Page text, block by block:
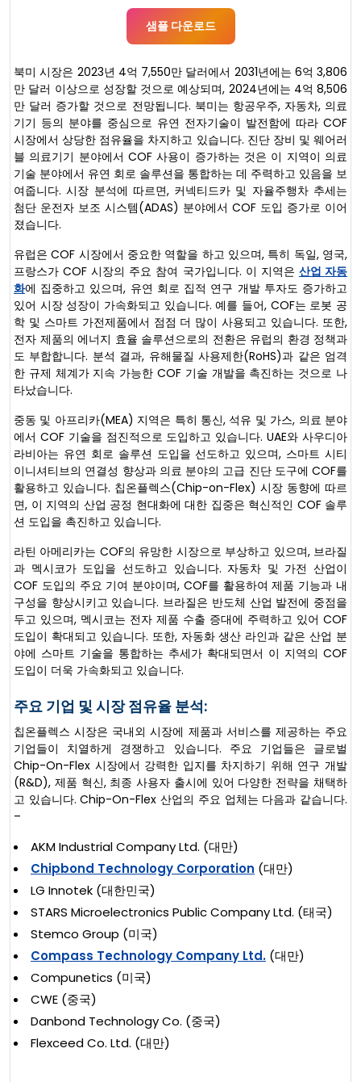
샘플 다운로드
북미 시장은 2023년 4억 7,550만 달러에서 2031년에는 6억 3,806
만 달러 이상으로 성장할 것으로 예상되며, 2024년에는 4억 8,506
만 달러 증가할 것으로 전망됩니다. 북미는 항공우주, 자동차, 의료
기기 등의 분야를 중심으로 유연 전자기술이 발전함에 따라 COF
시장에서 상당한 점유율을 차지하고 있습니다. 진단 장비 및 웨어러
블 의료기기 분야에서 COF 사용이 증가하는 것은 이 지역이 의료
기술 분야에서 유연 회로 솔루션을 통합하는 데 주력하고 있음을 보
여줍니다. 시장 분석에 따르면, 커넥티드카 및 자율주행차 추세는
첨단 운전자 보조 시스템(ADAS) 분야에서 COF 도입 증가로 이어
졌습니다.
유럽은 COF 시장에서 중요한 역할을 하고 있으며, 특히 독일, 영국,
프랑스가 COF 시장의 주요 참여 국가입니다. 이 지역은 산업 자동
화에 집중하고 있으며, 유연 회로 집적 연구 개발 투자도 증가하고
있어 시장 성장이 가속화되고 있습니다. 예를 들어, COF는 로봇 공
학 및 스마트 가전제품에서 점점 더 많이 사용되고 있습니다. 또한,
전자 제품의 에너지 효율 솔루션으로의 전환은 유럽의 환경 정책과
도 부합합니다. 분석 결과, 유해물질 사용제한(RoHS)과 같은 엄격
한 규제 체계가 지속 가능한 COF 기술 개발을 촉진하는 것으로 나
타났습니다.
중동 및 아프리카(MEA) 지역은 특히 통신, 석유 및 가스, 의료 분야
에서 COF 기술을 점진적으로 도입하고 있습니다. UAE와 사우디아
라비아는 유연 회로 솔루션 도입을 선도하고 있으며, 스마트 시티
이니셔티브의 연결성 향상과 의료 분야의 고급 진단 도구에 COF를
활용하고 있습니다. 칩온플렉스(Chip-on-Flex) 시장 동향에 따르
면, 이 지역의 산업 공정 현대화에 대한 집중은 혁신적인 COF 솔루
션 도입을 촉진하고 있습니다.
라틴 아메리카는 COF의 유망한 시장으로 부상하고 있으며, 브라질
과 멕시코가 도입을 선도하고 있습니다. 자동차 및 가전 산업이
COF 도입의 주요 기여 분야이며, COF를 활용하여 제품 기능과 내
구성을 향상시키고 있습니다. 브라질은 반도체 산업 발전에 중점을
두고 있으며, 멕시코는 전자 제품 수출 증대에 주력하고 있어 COF
도입이 확대되고 있습니다. 또한, 자동화 생산 라인과 같은 산업 분
야에 스마트 기술을 통합하는 추세가 확대되면서 이 지역의 COF
도입이 더욱 가속화되고 있습니다.
주요 기업 및 시장 점유율 분석:
칩온플렉스 시장은 국내외 시장에 제품과 서비스를 제공하는 주요
기업들이 치열하게 경쟁하고 있습니다. 주요 기업들은 글로벌
Chip-On-Flex 시장에서 강력한 입지를 차지하기 위해 연구 개발
(R&D), 제품 혁신, 최종 사용자 출시에 있어 다양한 전략을 채택하
고 있습니다. Chip-On-Flex 산업의 주요 업체는 다음과 같습니다.
–
AKM Industrial Company Ltd. (대만)
Chipbond Technology Corporation (대만)
LG Innotek (대한민국)
STARS Microelectronics Public Company Ltd. (태국)
Stemco Group (미국)
Compass Technology Company Ltd. (대만)
Compunetics (미국)
CWE (중국)
Danbond Technology Co. (중국)
Flexceed Co. Ltd. (대만)